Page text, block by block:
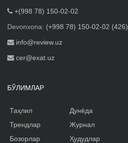
+(998 78) 150-02-02
Devonxona: (+998 78) 150-02-02 (426)
info@review.uz
cer@exat.uz
БЎЛИМЛАР
Таҳлил
Трендлар
Бозорлар
Дунёда
Журнал
Ҳудудлар